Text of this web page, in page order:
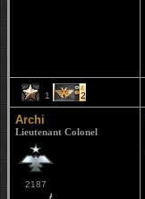
1 2
Archi
Lieutenant Colonel
2187